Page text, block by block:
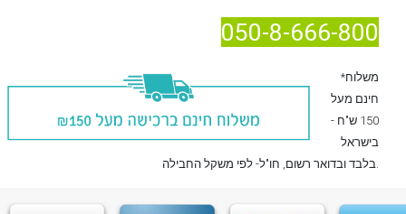
050-8-666-800
*משלוח
חינם מעל
150 ש"ח -
בישראל
בלבדובדואר רשום , חו"ל- לפי משקל החבילה.